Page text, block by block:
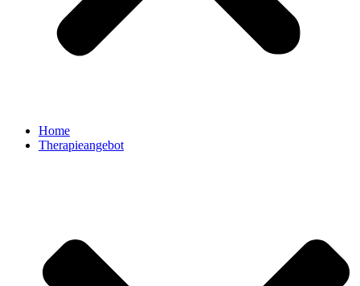
Home
Therapieangebot